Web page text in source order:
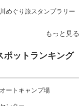
めぐり旅スタンプラリー
もっと見る
ポットランキング
ートキャンプ場